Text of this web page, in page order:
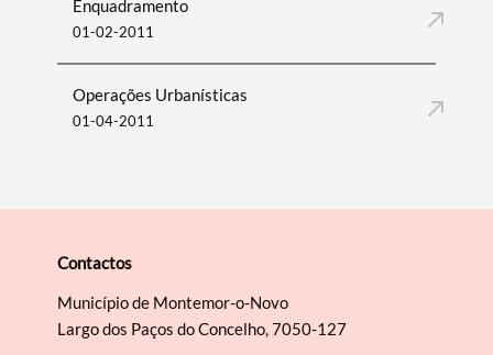
Enquadramento
01-02-2011
Operações Urbanísticas
01-04-2011
Contactos
Município de Montemor-o-Novo
Largo dos Paços do Concelho, 7050-127